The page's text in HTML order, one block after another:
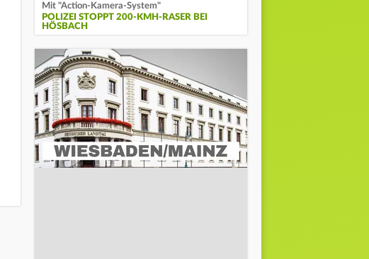
Mit "Action-Kamera-System"
POLIZEI STOPPT 200-KMH-RASER BEI
HÖSBACH